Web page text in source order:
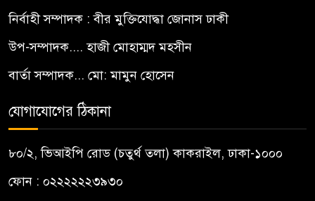
নির্বাহী সম্পাদক : বীর মুক্তিযোদ্ধা জোনাস ঢাকী
উপ-সম্পাদক.... হাজী মোহাম্মদ মহসীন
বার্তা সম্পাদক... মো: মামুন হোসেন
যোগাযোগের ঠিকানা
৮০/২, ভিআইপি রোড (চতুর্থ তলা) কাকরাইল, ঢাকা-১০০০
ফোন : ০২২২২২২৩৯৩০